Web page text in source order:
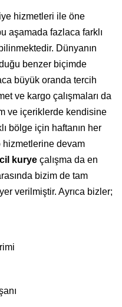
hizmetleri ile öne
aşamada fazlaca farklı
Dünyanın
benzer biçimde
büyük oranda tercih
ve kargo çalışmaları da
ve içeriklerde kendisine
bölge için haftanın her
devam
kurye çalışma da en
bizim de tam
verilmiştir. Ayrıca bizler;